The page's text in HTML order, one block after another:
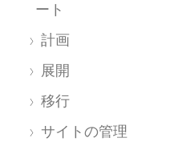
ート
計画
展開
移行
サイトの管理